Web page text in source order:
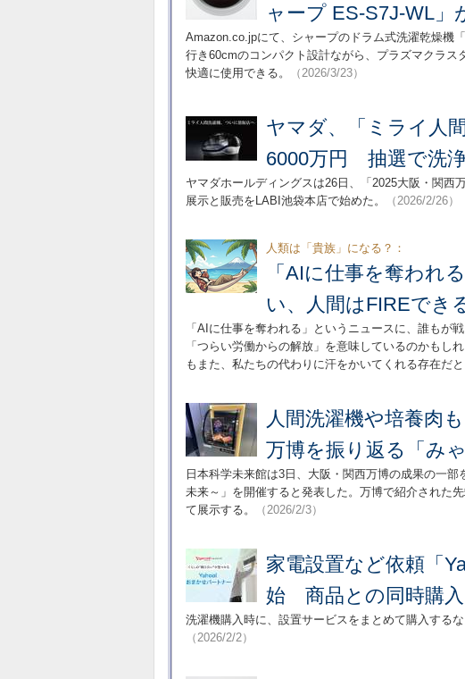
ャープ ES-S7J-WL」
Amazon.co.jpにて、シャープのドラム式洗濯乾燥機
行き60cmのコンパクト設計ながら、プラズマクラ
快適に使用できる。
（2026/3/23）
ヤマダ、「ミライ人
6000万円 抽選で洗
ヤマダホールディングスは26日、「2025大阪・関西
展示と販売をLABI池袋本店で始めた。
（2026/2/26）
人類は「貴族」になる？：
「AIに仕事を奪われ
い、人間はFIREでき
「AIに仕事を奪われる」というニュースに、誰もが
「つらい労働からの解放」を意味しているのかもし
もまた、私たちの代わりに汗をかいてくれる存在だと
人間洗濯機や培養肉
万博を振り返る「み
日本科学未来館は3日、大阪・関西万博の成果の一
未来～」を開催すると発表した。万博で紹介された
て展示する。
（2026/2/3）
家電設置など依頼「
始 商品との同時購入
洗濯機購入時に、設置サービスをまとめて購入する
（2026/2/2）